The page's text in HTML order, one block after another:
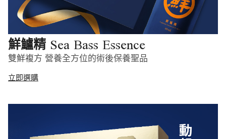
鮮鱸精 Sea Bass Essence
雙鮮複方 營養全方位的術後保養聖品
立即選購